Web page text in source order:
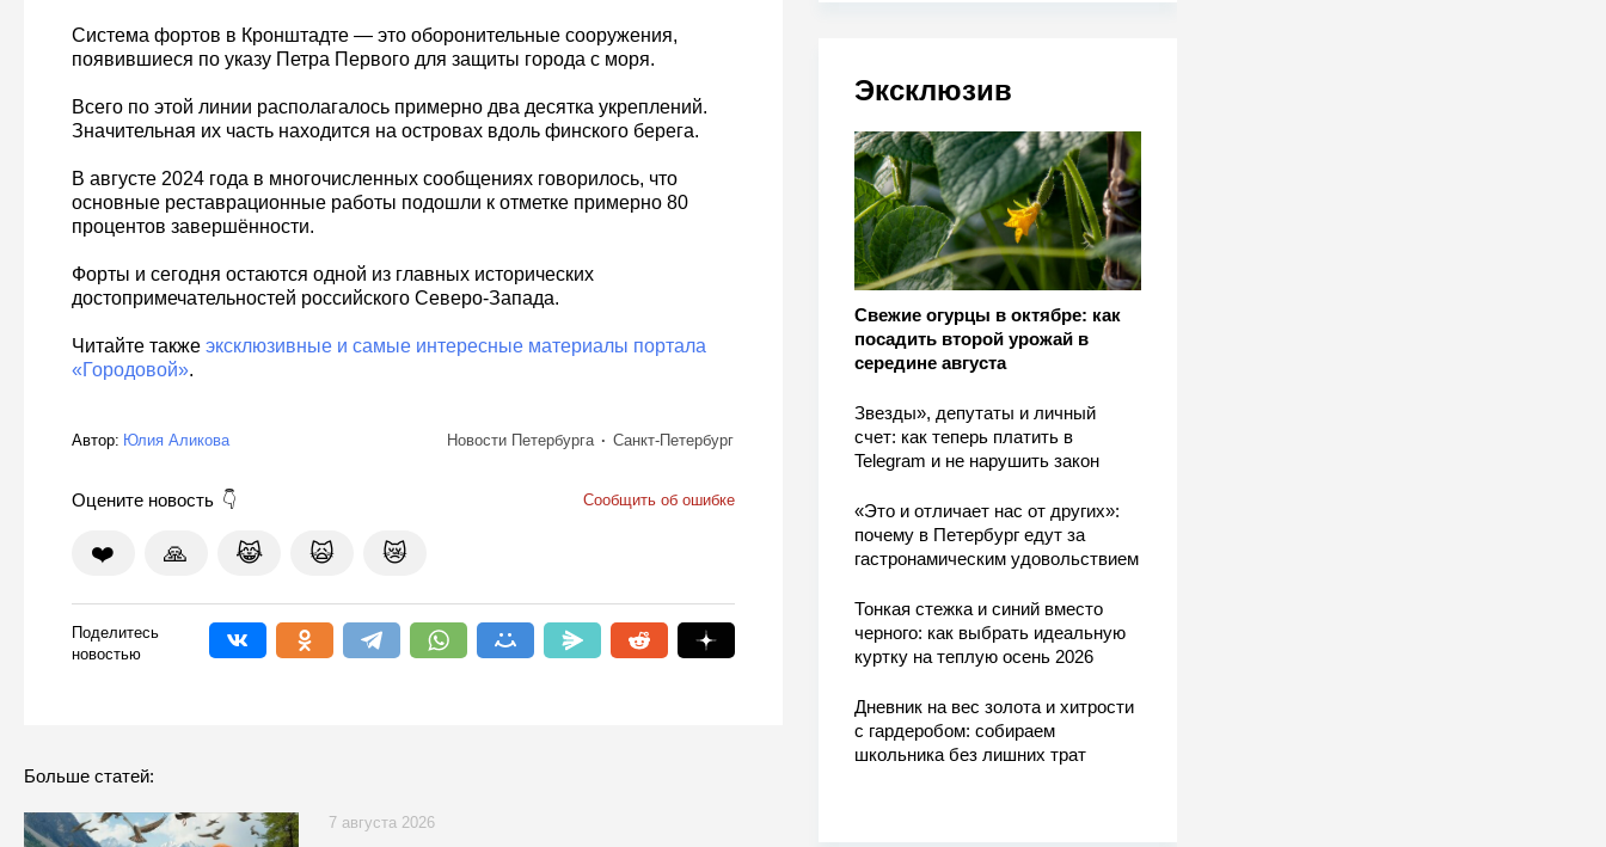
Эксклюзив
Свежие огурцы в октябре: как
посадить второй урожай в
середине августа
Звезды», депутаты и личный
счет: как теперь платить в
Telegram и не нарушить закон
«Это и отличает нас от других»:
почему в Петербург едут за
гастронамическим удовольствием
Тонкая стежка и синий вместо
черного: как выбрать идеальную
куртку на теплую осень 2026
Дневник на вес золота и хитрости
с гардеробом: собираем
школьника без лишних трат
Система фортов в Кронштадте — это оборонительные сооружения,
появившиеся по указу Петра Первого для защиты города с моря.
Всего по этой линии располагалось примерно два десятка укреплений.
Значительная их часть находится на островах вдоль финского берега.
В августе 2024 года в многочисленных сообщениях говорилось, что
основные реставрационные работы подошли к отметке примерно 80
процентов завершённости.
Форты и сегодня остаются одной из главных исторических
достопримечательностей российского Северо-Запада.
Читайте также эксклюзивные и самые интересные материалы портала
«Городовой».
Автор: Юлия Аликова Новости Петербурга Санкт-Петербург
Оцените новость Сообщить об ошибке
❤️ 🙏 😹 🙀 😿
Поделитесь
новостью
Больше статей:
7 августа 2026